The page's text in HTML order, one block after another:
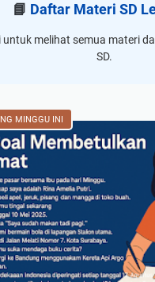
📘 Daftar Materi SD
untuk melihat semua materi
SD.
MINGGU INI